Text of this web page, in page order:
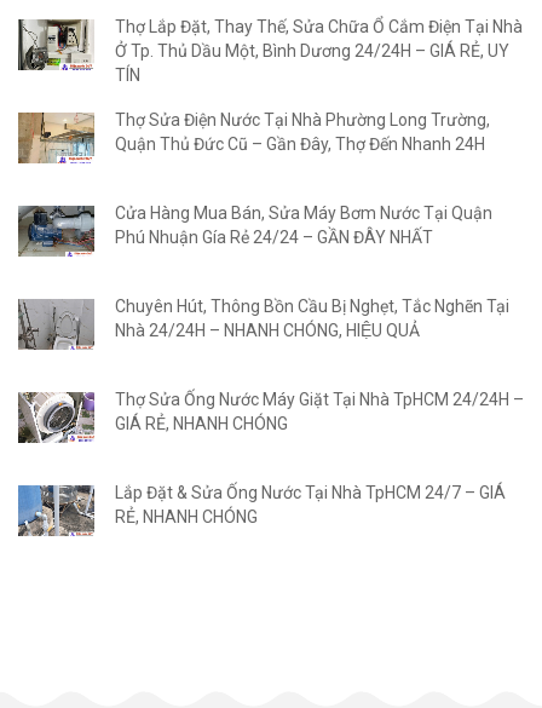
Thợ Lắp Đặt, Thay Thế, Sửa Chữa Ổ Cắm Điện Tại Nhà
Ở Tp. Thủ Dầu Một, Bình Dương 24/24H – GIÁ RẺ, UY
TÍN
Thợ Sửa Điện Nước Tại Nhà Phường Long Trường,
Quận Thủ Đức Cũ – Gần Đây, Thợ Đến Nhanh 24H
Cửa Hàng Mua Bán, Sửa Máy Bơm Nước Tại Quận
Phú Nhuận Gía Rẻ 24/24 – GẦN ĐÂY NHẤT
Chuyên Hút, Thông Bồn Cầu Bị Nghẹt, Tắc Nghẽn Tại
Nhà 24/24H – NHANH CHÓNG, HIỆU QUẢ
Thợ Sửa Ống Nước Máy Giặt Tại Nhà TpHCM 24/24H –
GIÁ RẺ, NHANH CHÓNG
Lắp Đặt & Sửa Ống Nước Tại Nhà TpHCM 24/7 – GIÁ
RẺ, NHANH CHÓNG